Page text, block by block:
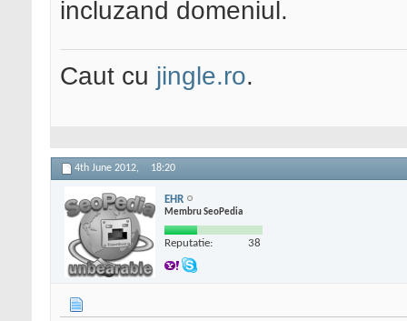
incluzand domeniul.
Caut cu jingle.ro.
4th June 2012, 18:20
EHR
Membru SeoPedia
Reputatie: 38